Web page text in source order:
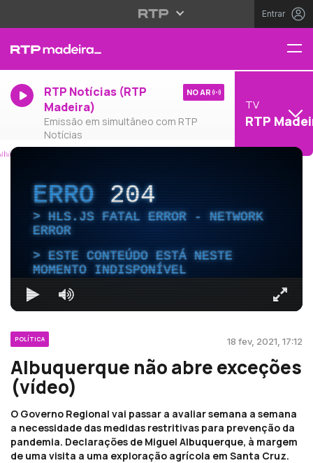
Entrar
RTP Notícias (RTP
Madeira)
Emissão em simultâneo com RTP
Notícias
NO AR
TV
RTP
ERRO204
HLS.JS FATAL ERROR - NETWORK
ERROR
ESTE CONTEÚDO ESTÁ NESTE
MOMENTO INDISPONÍVEL
POLÍTICA 18 fev, 2021, 17:12
Albuquerque não abre exceções
(vídeo)
O Governo Regional vai passar a avaliar semana a semana
a necessidade das medidas restritivas para prevenção da
pandemia. Declarações de Miguel Albuquerque, à margem
de uma visita a uma exploração agrícola em Santa Cruz.